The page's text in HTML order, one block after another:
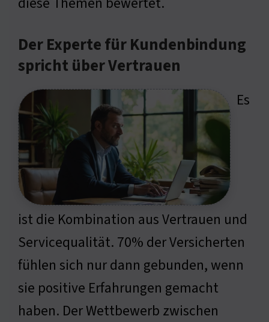
Der Experte für Kundenbindung
spricht über Vertrauen
Es
ist die Kombination aus Vertrauen und
Servicequalität. 70% der Versicherten
fühlen sich nur dann gebunden, wenn
sie positive Erfahrungen gemacht
haben. Der Wettbewerb zwischen